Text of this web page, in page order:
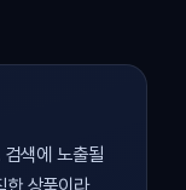
색에 노출될